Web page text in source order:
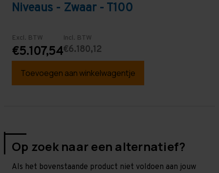
Niveaus - Zwaar - T100
Excl. BTW
€5.107,54
Incl. BTW
€6.180,12
Toevoegen aan winkelwagentje
Op zoek naar een alternatief?
Als het bovenstaande product niet voldoen aan jouw